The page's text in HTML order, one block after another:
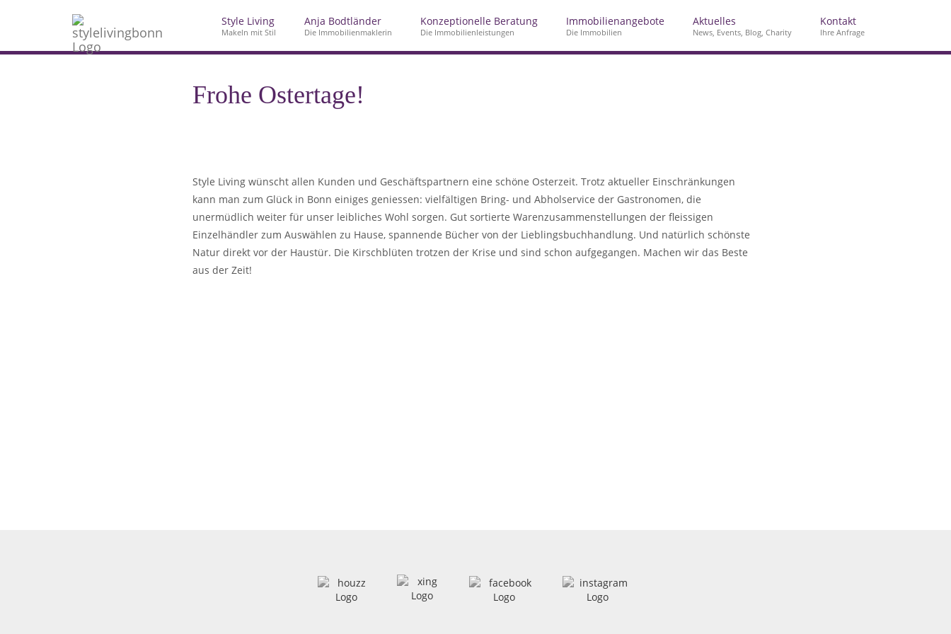
Style Living
Makeln mit Stil
Anja Bodtländer
Die Immobilienmaklerin
Konzeptionelle Beratung
Die Immobilienleistungen
Immobilienangebote
Die Immobilien
Aktuelles
News, Events, Blog, Charity
Kontakt
Ihre Anfrage
Frohe Ostertage!
Style Living wünscht allen Kunden und Geschäftspartnern eine schöne Osterzeit. Trotz aktueller Einschränkungen
kann man zum Glück in Bonn einiges geniessen: vielfältigen Bring- und Abholservice der Gastronomen, die
unermüdlich weiter für unser leibliches Wohl sorgen. Gut sortierte Warenzusammenstellungen der fleissigen
Einzelhändler zum Auswählen zu Hause, spannende Bücher von der Lieblingsbuchhandlung. Und natürlich schönste
Natur direkt vor der Haustür. Die Kirschblüten trotzen der Krise und sind schon aufgegangen. Machen wir das Beste
aus der Zeit!